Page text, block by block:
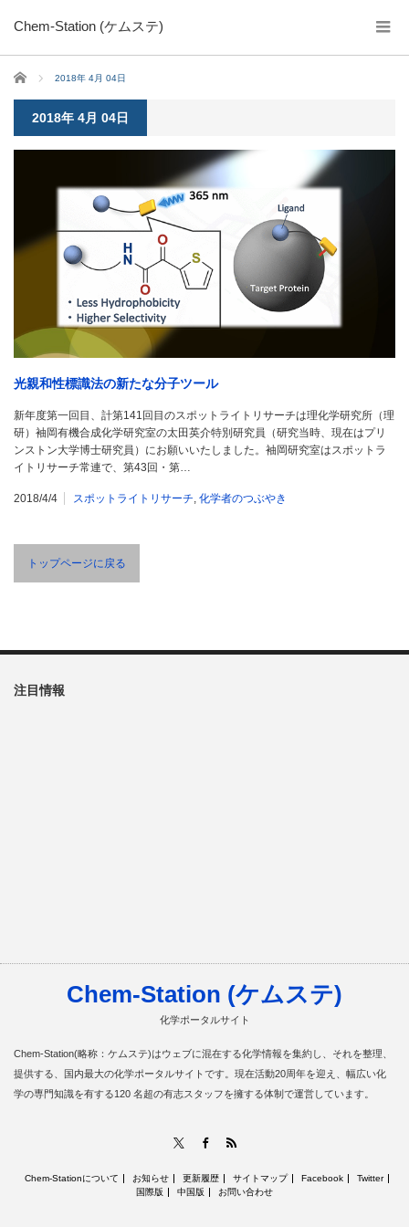
Chem-Station (ケムステ)
ホーム 2018年 4月 04日
2018年 4月 04日
光親和性標識法の新たな分子ツール
新年度第一回目、計第141回目のスポットライトリサーチは理化学研究所（理
研）袖岡有機合成化学研究室の太田英介特別研究員（研究当時、現在はプリ
ンストン大学博士研究員）にお願いいたしました。袖岡研究室はスポットラ
イトリサーチ常連で、第43回・第…
2018/4/4 スポットライトリサーチ, 化学者のつぶやき
トップページに戻る
注目情報
Chem-Station (ケムステ)
化学ポータルサイト
Chem-Station(略称：ケムステ)はウェブに混在する化学情報を集約し、それを整理、
提供する、国内最大の化学ポータルサイトです。現在活動20周年を迎え、幅広い化
学の専門知識を有する120 名超の有志スタッフを擁する体制で運営しています。
Facebook
Chem-Stationについて お知らせ 更新履歴 サイトマップ Facebook
Twitter
国際版
中国版 お問い合わせ